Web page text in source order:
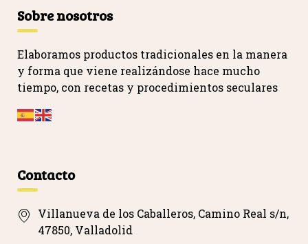
Sobre nosotros
Elaboramos productos tradicionales en la manera
y forma que viene realizándose hace mucho
tiempo, con recetas y procedimientos seculares
Contacto
Villanueva de los Caballeros, Camino Real s/n,
47850, Valladolid